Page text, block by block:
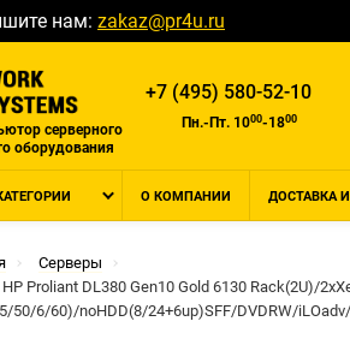
нам: zakaz@pr4u.ru
серверного
оборудования
+7 (495) 580-52-10
Пн.-Пт. 1000-1800
О КОМПАНИИ ДОСТАВКА
Серверы
Proliant DL380 Gen10 Gold 6130 Rack(2U)/
50/6/60)/noHDD(8/24+6up)SFF/DVDRW/